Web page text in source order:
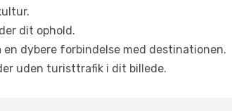
dit ophold.
dybere forbindelse med destinationen.
uden turisttrafik i dit billede.